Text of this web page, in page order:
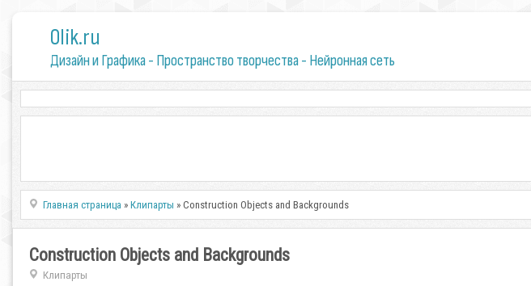
0lik.ru
Дизайн и Графика - Пространство творчества - Нейронная сеть
Главная страница »Клипарты » Construction Objects and Backgrounds
Construction Objects and Backgrounds
Клипарты